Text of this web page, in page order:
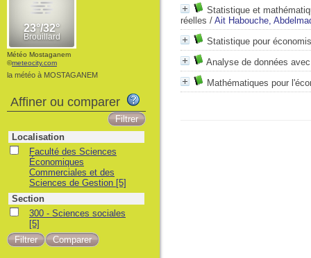
Statistique et
réelles / Ait Habouche,
Statistique pour
Analyse de données
Mathématiques pour
Météo Mostaganem
©meteocity.com
la météo à MOSTAGANEM
Affiner ou comparer
Localisation
Faculté des Sciences
Économiques
Commerciales et des
Sciences de Gestion [5]
Section
300 - Sciences sociales
[5]